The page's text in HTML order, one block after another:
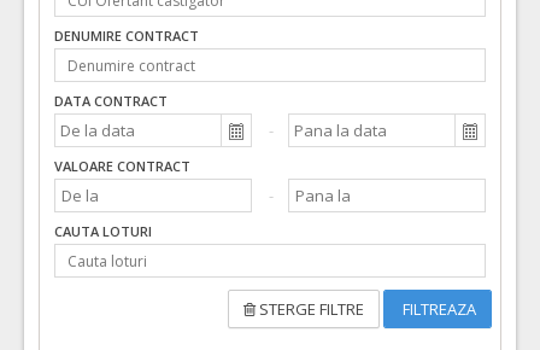
DENUMIRE CONTRACT
DATA CONTRACT
VALOARE CONTRACT
CAUTA LOTURI
STERGE FILTRE FILTREAZA